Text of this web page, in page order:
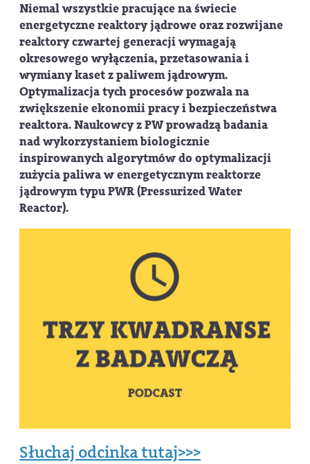
Niemal wszystkie pracujące na świecie
energetyczne reaktory jądrowe oraz rozwijane
reaktory czwartej generacji wymagają
okresowego wyłączenia, przetasowania i
wymiany kaset z paliwem jądrowym.
Optymalizacja tych procesów pozwala na
zwiększenie ekonomii pracy i bezpieczeństwa
reaktora. Naukowcy z PW prowadzą badania
nad wykorzystaniem biologicznie
inspirowanych algorytmów do optymalizacji
zużycia paliwa w energetycznym reaktorze
jądrowym typu PWR (Pressurized Water
Reactor).
Słuchaj odcinka tutaj>>>